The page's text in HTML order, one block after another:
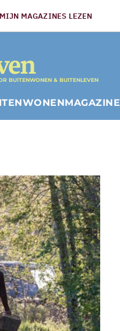
MIJN MAGAZINES LEZEN
BUITENWONEN & BUITENLEVEN
MAGAZINE